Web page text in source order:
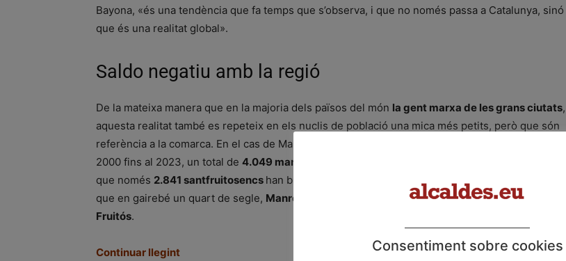
Bayona, «és una tendència que fa temps que s’observa, i que no només passa a Catalunya, sinó
que és una realitat global».
Saldo negatiu amb la regió
De la mateixa manera que en la majoria dels països del món la gent marxa de les grans ciutats,
aquesta realitat també es repeteix en els nuclis de població una mica més petits, però que són
referència a la comarca. En el cas de Manresa, les xifres parlen gairebé per si soles. Des de l’any
2000 fins al 2023, un total de 4.049 manresans
que només 2.841 santfruitosencs han buscat una casa o pis a la capital del Bages. El que suposa
que en gairebé un quart de segle, Manresa ha perdut 1.208 personesde manera neta amb
Fruitós.
Continuar llegint Consentiment sobre cookies